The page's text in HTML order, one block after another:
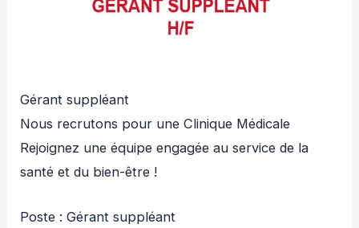
Gérant suppléant
Nous recrutons pour une Clinique Médicale
Rejoignez une équipe engagée au service de la
santé et du bien-être !
Poste : Gérant suppléant